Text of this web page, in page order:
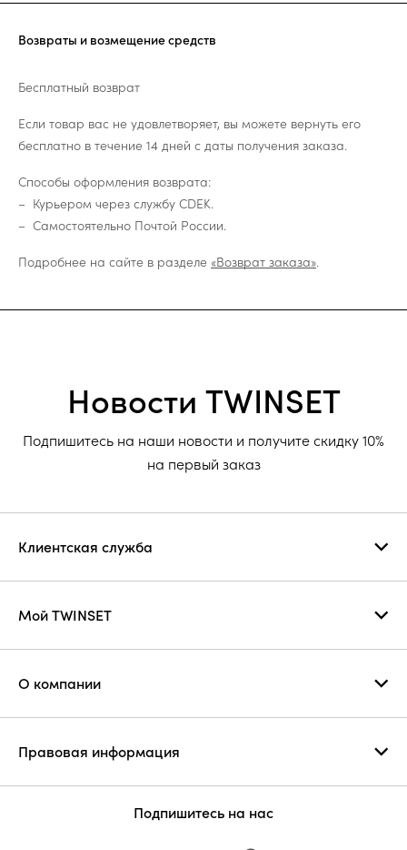
Возвраты и возмещение средств
Бесплатный возврат
Если товар вас не удовлетворяет, вы можете вернуть его
бесплатно в течение 14 дней с даты получения заказа.
Способы оформления возврата:
Курьером через службу CDEK.
Самостоятельно Почтой России.
Подробнее на сайте в разделе «Возврат заказа».
Новости TWINSET
Подпишитесь на наши новости и получите скидку 10%
на первый заказ
Клиентская служба
Мой TWINSET
О компании
Правовая информация
Подпишитесь на нас